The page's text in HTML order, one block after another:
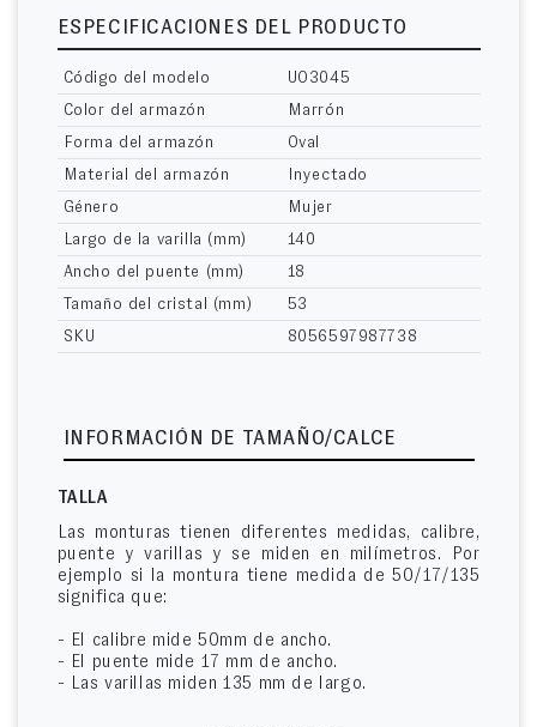
ESPECIFICACIONES DEL PRODUCTO
Código del modelo
UO3045
Color del armazón
Marrón
Forma del armazón
Oval
Material del armazón
Inyectado
Género
Mujer
Largo de la varilla (mm)
140
Ancho del puente (mm)
18
Tamaño del cristal (mm)
53
SKU
8056597987738
INFORMACIÓN DE TAMAÑO/CALCE
TALLA
Las monturas tienen diferentes medidas, calibre,
puente y varillas y se miden en milímetros. Por
ejemplo si la montura tiene medida de 50/17/135
significa que:
- El calibre mide 50mm de ancho.
- El puente mide 17 mm de ancho.
- Las varillas miden 135 mm de largo.